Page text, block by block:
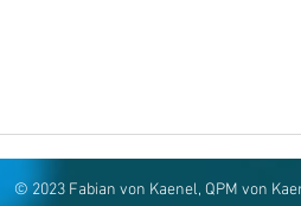
© 2023 Fabian von Kaenel, QPM von